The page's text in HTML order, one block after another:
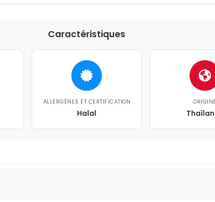
Caractéristiques
ALLERGÈNES ET CERTIFICATION
Halal
ORIGINE